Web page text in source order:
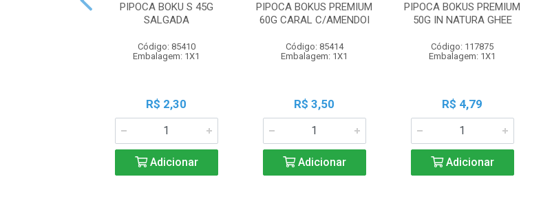
PIPOCA BOKU S 45G
SALGADA
Código: 85410
Embalagem: 1X1
R$ 2,30
Adicionar
PIPOCA BOKUS PREMIUM
60G CARAL C/AMENDOI
Código: 85414
Embalagem: 1X1
R$ 3,50
Adicionar
PIPOCA BOKUS PREMIUM
50G IN NATURA GHEE
Código: 117875
Embalagem: 1X1
R$ 4,79
Adicionar